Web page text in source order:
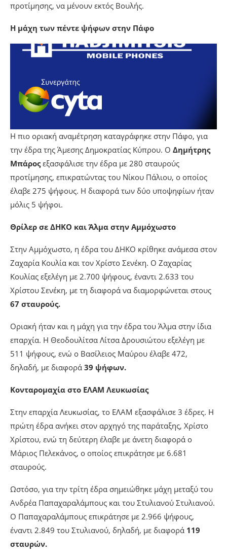
προτίμησης, να μένουν εκτός Βουλής.
Η μάχη των πέντε ψήφων στην Πάφο
Η πιο οριακή αναμέτρηση καταγράφηκε στην Πάφο, για
την έδρα της Άμεσης Δημοκρατίας Κύπρου. Ο Δημήτρης
Μπάροςεξασφάλισε την έδρα με 280 σταυρούς
προτίμησης, επικρατώντας του Νίκου Πάλιου, ο οποίος
έλαβε 275 ψήφους. Η διαφορά των δύο υποψηφίων ήταν
μόλις 5 ψήφοι.
Θρίλερ σε ΔΗΚΟ και Άλμα στην Αμμόχωστο
Στην Αμμόχωστο, η έδρα του ΔΗΚΟ κρίθηκε ανάμεσα στον
Ζαχαρία Κουλία και τον Χρίστο Σενέκη. Ο Ζαχαρίας
Κουλίας εξελέγη με 2.700 ψήφους, έναντι 2.633 του
Χρίστου Σενέκη, με τη διαφορά να διαμορφώνεται στους
67 σταυρούς.
Οριακή ήταν και η μάχη για την έδρα του Άλμα στην ίδια
επαρχία. Η Θεοδουλίτσα Λίτσα Δρουσιώτου εξελέγη με
511 ψήφους, ενώ ο Βασίλειος Μαύρου έλαβε 472,
δηλαδή, με διαφορά 39 ψήφων.
Κονταρομαχία στο ΕΛΑΜ Λευκωσίας
Στην επαρχία Λευκωσίας, το ΕΛΑΜ εξασφάλισε 3 έδρες. Η
πρώτη έδρα ανήκει στον αρχηγό της παράταξης, Χρίστο
Χρίστου, ενώ τη δεύτερη έλαβε με άνετη διαφορά ο
Μάριος Πελεκάνος, ο οποίος επικράτησε με 6.681
σταυρούς.
Ωστόσο, για την τρίτη έδρα σημειώθηκε μάχη μεταξύ του
Ανδρέα Παπαχαραλάμπους και του Στυλιανού Στυλιανού.
Ο Παπαχαραλάμπους επικράτησε με 2.966 ψήφους,
έναντι 2.849 του Στυλιανού, δηλαδή, με διαφορά 119
σταυρών.